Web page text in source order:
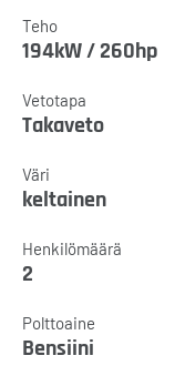
Teho
194kW / 260hp
Vetotapa
Takaveto
Väri
keltainen
Henkilömäärä
2
Polttoaine
Bensiini